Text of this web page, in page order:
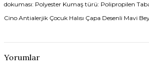
dokuması: Polyester Kumaş türü: Polipropilen
Cino Antialerjik Çocuk Halısı Çapa Desenli Mavi
Yorumlar